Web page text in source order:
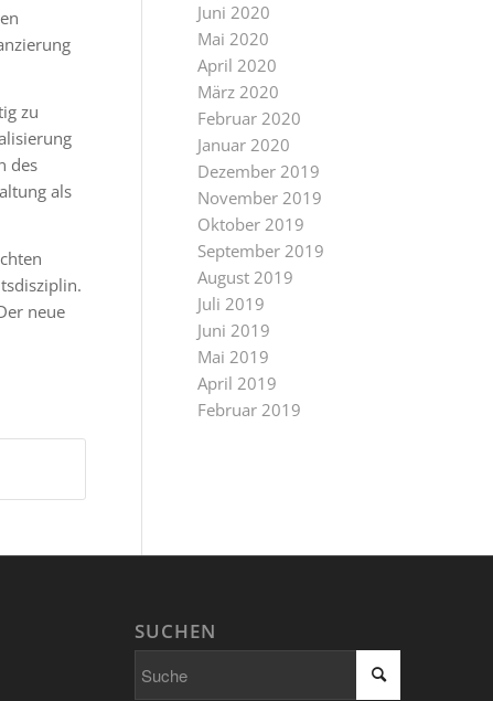
zu
des
als
neue
Juni 2020
Mai 2020
April 2020
März 2020
Februar 2020
Januar 2020
Dezember 2019
November 2019
Oktober 2019
September 2019
August 2019
Juli 2019
Juni 2019
Mai 2019
April 2019
Februar 2019
SUCHEN